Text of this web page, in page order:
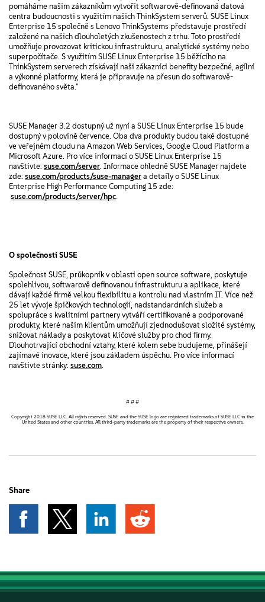
pomáháme našim zákazníkům vytvořit softwarově-definovaná datová
centra budoucnosti s využitím našich ThinkSystem serverů. SUSE Linux
Enterprise 15 společně s Lenovo ThinkSystems představuje prostředí
založené na našich dlouholetých zkušenostech z trhu. Toto prostředí
umožňuje provozovat kritickou infrastrukturu, analytické systémy nebo
superpočítače. S využitím SUSE Linux Enterprise 15 běžícího na
ThinkSystem serverech získávají naši zákazníci benefity bezpečné, agilní
a výkonné platformy, která je připravuje na přesun do softwarově-
definovaného světa."
SUSE Manager 3.2 dostupný už nyní a SUSE Linux Enterprise 15 bude
dostupný v polovině července. Oba dva produkty budou také dostupné
ve veřejném cloudu na Amazon Web Services, Google Cloud Platform a
Microsoft Azure. Pro více informací o SUSE Linux Enterprise 15
navštivte: suse.com/server. Informace ohledně SUSE Manager najdete
zde: suse.com/products/suse-manager a detaily o SUSE Linux
Enterprise High Performance Computing 15 zde:
suse.com/products/server/hpc.
O společnosti SUSE
Společnost SUSE, průkopník v oblasti open source software, poskytuje
spolehlivou, softwarově definovanou infrastrukturu a aplikace, které
dávají každé firmě velkou flexibilitu a kontrolu nad vlastním IT. Více než
25 let vývoje špičkových technologií, nadstandardních služeb a
spolupráce s kvalitními partnery vytváří certifikované a podporované
produkty, které našim klientům umožňují zjednodušovat složité systémy,
snižovat náklady a poskytovat klíčové služby pro chod firmy.
Dlouhotrvající obchodní vztahy, které kolem sebe budujeme, přinášejí
zajímavé inovace, které jsou základem úspěchu. Pro více informací
navštivte stránky: suse.com.
# # #
Copyright 2018 SUSE LLC. All rights reserved. SUSE and the SUSE logo are registered trademarks of SUSE LLC in the
United States and other countries. All third-party trademarks are the property of their respective owners.
Share